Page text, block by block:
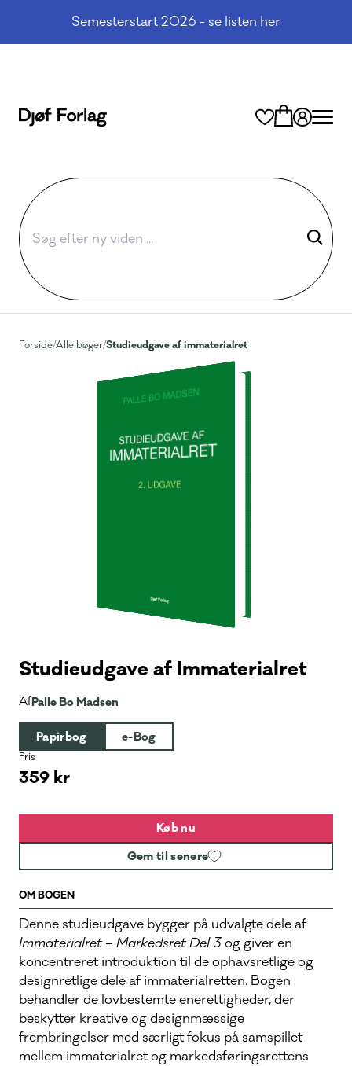
Semesterstart 2026 - se listen her
Forside/Alle bøger/Studieudgave af immaterialret
Studieudgave af Immaterialret
AfPalle Bo Madsen
Papirbog e-Bog
Pris
359 kr
Køb nu
Gem til senere
OM BOGEN
Denne studieudgave bygger på udvalgte dele af
Immaterialret – Markedsret Del 3og giver en
koncentreret introduktion til de ophavsretlige og
designretlige dele af immaterialretten. Bogen
behandler de lovbestemte enerettigheder, der
beskytter kreative og designmæssige
frembringelser med særligt fokus på samspillet
mellem immaterialret og markedsføringsrettens